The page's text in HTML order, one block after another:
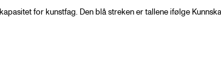
for kunstfag. Den blå streken er tallene ifølge